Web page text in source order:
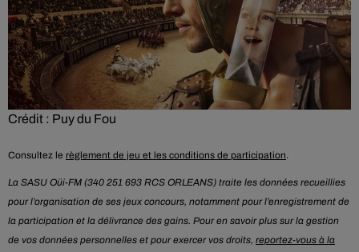
Crédit : Puy du Fou
Consultez le règlement de jeu et les conditions de participation.
La SASU Oüi-FM (340 251 693 RCS ORLEANS) traite les données recueillies
pour l’organisation de ses jeux concours, notamment pour l’enregistrement de
la participation et la délivrance des gains. Pour en savoir plus sur la gestion
de vos données personnelles et pour exercer vos droits, reportez-vous à la